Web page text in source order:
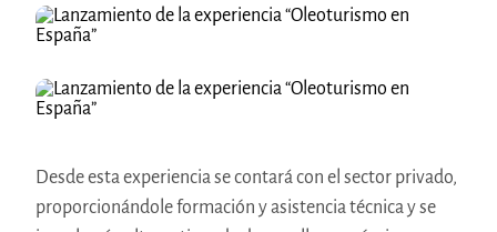
Desde esta experiencia se contará con el sector privado,
proporcionándole formación y asistencia técnica y se